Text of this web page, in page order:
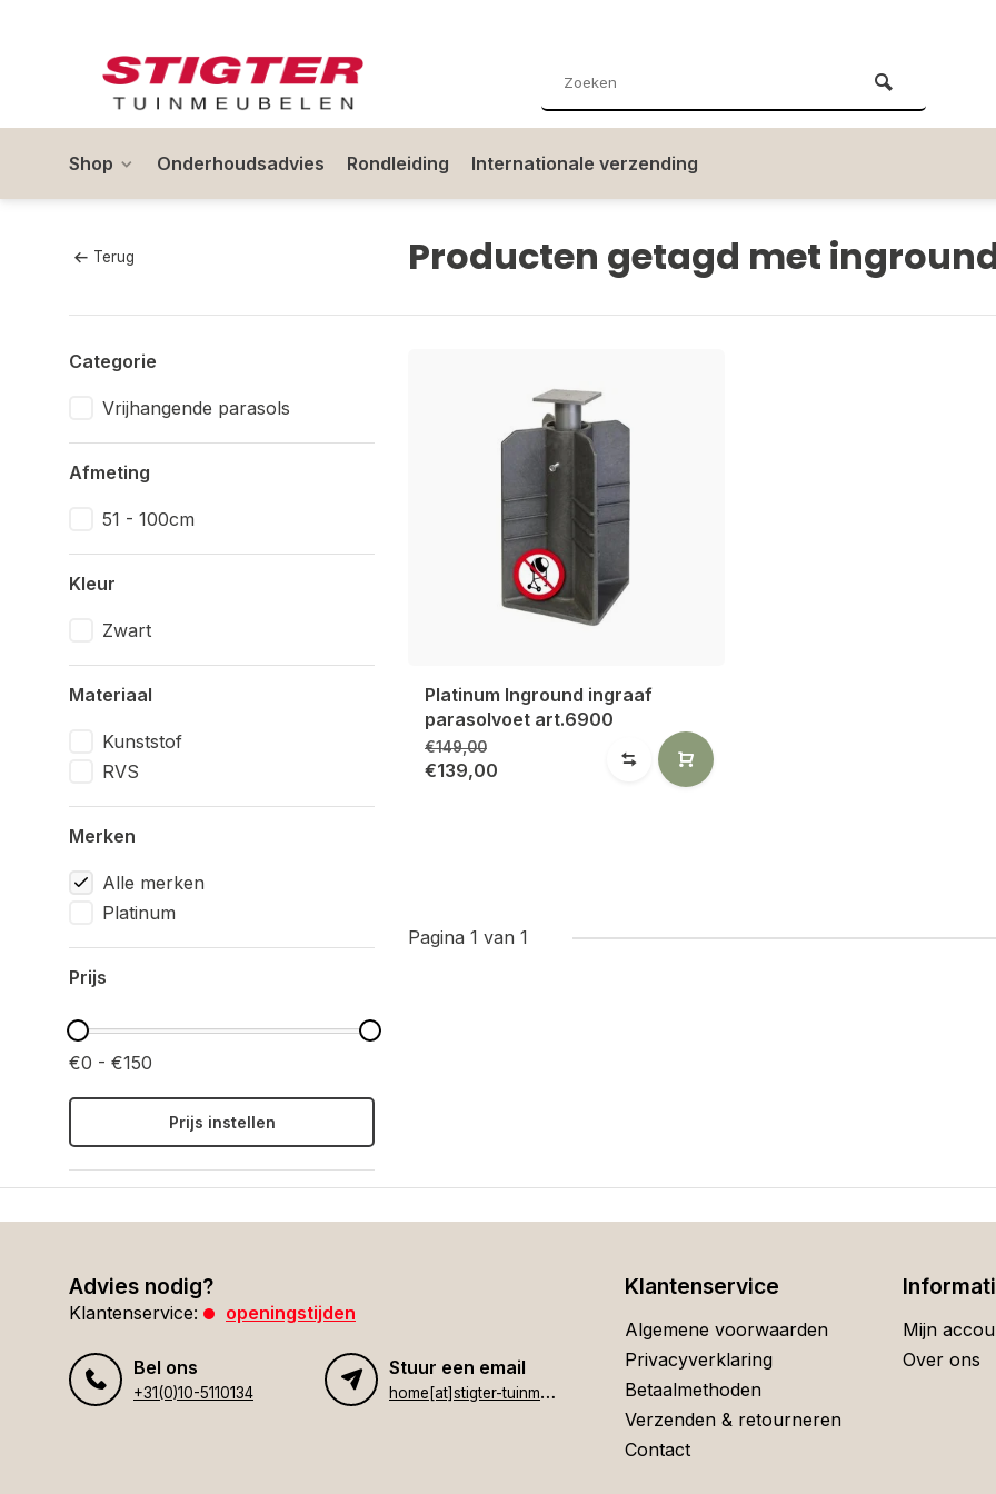
Shop Onderhoudsadvies Rondleiding Internationale verzending
Terug Producten getagd met
Categorie
Vrijhangende parasols
Afmeting
51 - 100cm
Kleur
Zwart
Materiaal
Kunststof
RVS
Merken
Alle merken
Platinum
Prijs
€0 - €150
Prijs instellen
Platinum Inground ingraaf
parasolvoet art.6900
€149,00
€139,00
Pagina 1 van 1
Advies nodig?
Klantenservice: openingstijden
Bel ons
+31(0)10-5110134
Stuur een email
h
ome[at]stigter-tuinmeubelen.nl
Klantenservice
Algemene voorwaarden
Privacyverklaring
Betaalmethoden
Verzenden & retourneren
Contact
Mijn
Over ons